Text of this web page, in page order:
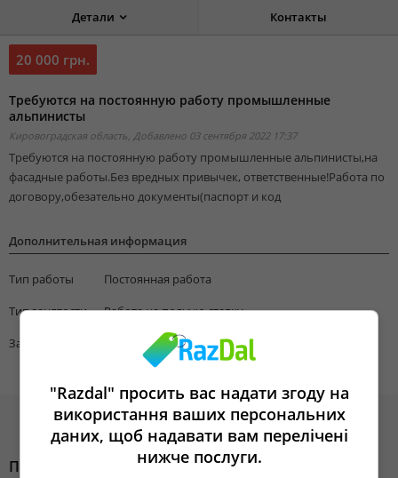
Детали Контакты
20 000 грн.
Требуются на постоянную работу промышленные
альпинисты
Кировоградская область, Добавлено 03 сентября 2022 17:37
Требуются на постоянную работу промышленные альпинисты,на
фасадные работы.Без вредных привычек, ответственные!Работа по
договору,обезательно документы(паспорт и код
Дополнительная информация
Тип работы
Постоянная работа
Тип занятости
Работа на полную ставку
Зарплата
Похожие объявления
"Razdal" просить вас надати згоду на
використання ваших персональних
даних, щоб надавати вам перелічені
нижче послуги.